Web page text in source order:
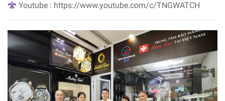
Youtube : https://www.youtube.com/c/TNGWATCH